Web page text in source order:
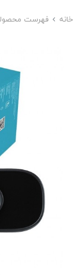
خانه فهرست